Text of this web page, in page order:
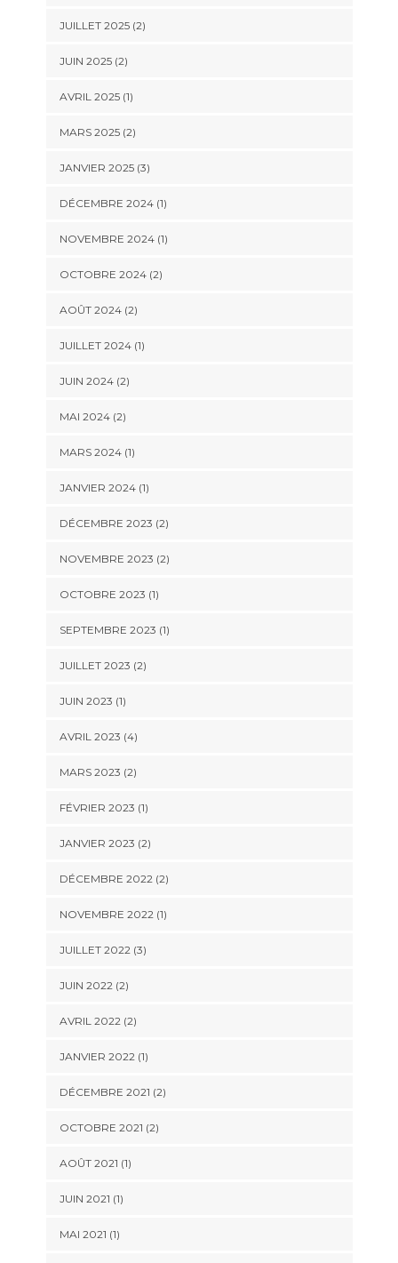
JUILLET 2025(2)
JUIN 2025(2)
AVRIL 2025(1)
MARS 2025(2)
JANVIER 2025(3)
DÉCEMBRE 2024(1)
NOVEMBRE 2024(1)
OCTOBRE 2024(2)
AOÛT 2024(2)
JUILLET 2024(1)
JUIN 2024(2)
MAI 2024(2)
MARS 2024(1)
JANVIER 2024(1)
DÉCEMBRE 2023 (2)
NOVEMBRE 2023 (2)
OCTOBRE 2023 (1)
SEPTEMBRE 2023 (1)
JUILLET 2023 (2)
JUIN 2023 (1)
AVRIL 2023 (4)
MARS 2023 (2)
FÉVRIER 2023 (1)
JANVIER 2023 (2)
DÉCEMBRE 2022(2)
NOVEMBRE 2022(1)
JUILLET 2022(3)
JUIN 2022(2)
AVRIL 2022(2)
JANVIER 2022(1)
DÉCEMBRE 2021 (2)
OCTOBRE 2021 (2)
AOÛT 2021 (1)
JUIN 2021 (1)
MAI 2021 (1)